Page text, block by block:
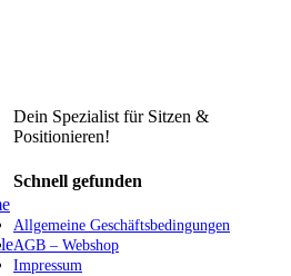
Dein Spezialist für Sitzen &
Positionieren!
Schnell gefunden
Allgemeine Geschäftsbedingungen
AGB – Webshop
Impressum